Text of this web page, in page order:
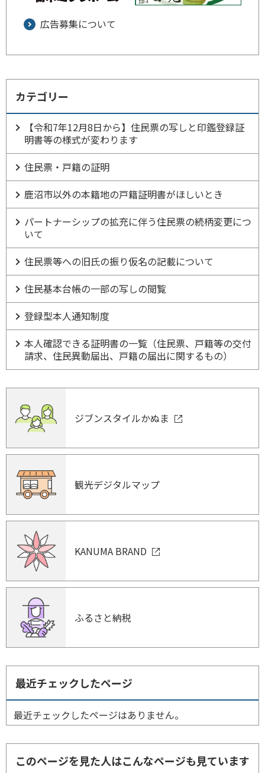
広告募集について
カテゴリー
【令和7年12月8日から】住民票の写しと印鑑登録証
明書等の様式が変わります
住民票・戸籍の証明
鹿沼市以外の本籍地の戸籍証明書がほしいとき
パートナーシップの拡充に伴う住民票の続柄変更につ
いて
住民票等への旧氏の振り仮名の記載について
住民基本台帳の一部の写しの閲覧
登録型本人通知制度
本人確認できる証明書の一覧（住民票、戸籍等の交付
請求、住民異動届出、戸籍の届出に関するもの）
ジブンスタイルかぬま
観光デジタルマップ
KANUMA BRAND
ふるさと納税
最近チェックしたページ
最近チェックしたページはありません。
このページを見た人はこんなページも見ています